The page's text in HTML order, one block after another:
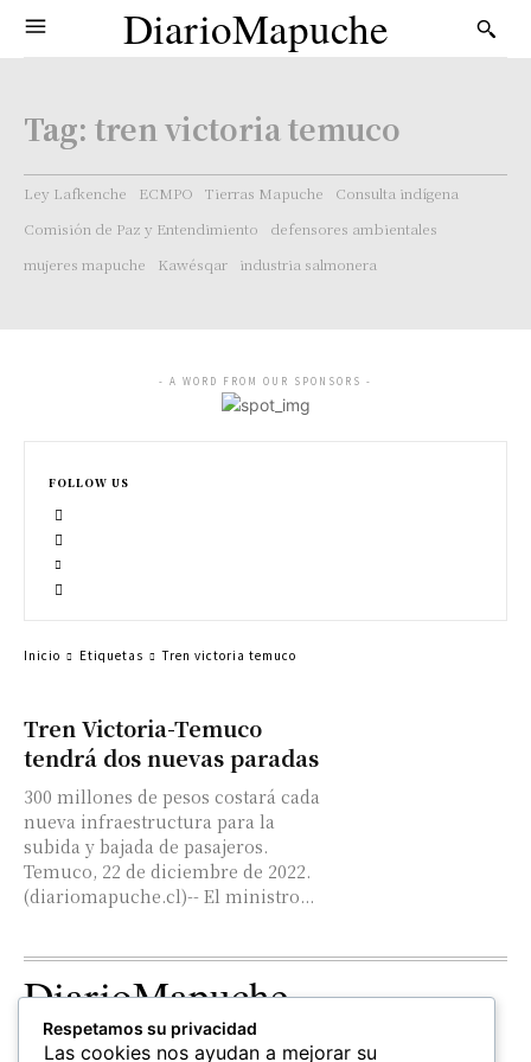
DiarioMapuche
Tag: tren victoria temuco
Ley Lafkenche ECMPO Tierras Mapuche
Consulta indígena
Comisión de Paz y Entendimiento
defensores ambientales
mujeres mapuche
Kawésqar industria salmonera
Tren Victoria-Temuco
tendrá dos nuevas paradas
300 millones de pesos costará cada
nueva infraestructura para la
subida y bajada de pasajeros.
Temuco, 22 de diciembre de 2022.
(diariomapuche.cl)-- El ministro...
- A WORD FROM OUR SPONSORS -
FOLLOW US
Inicio Etiquetas Tren victoria temuco
DiarioMapuche
TERRITORIO CULTURA OPINION
Respetamos su privacidad
Las cookies nos ayudan a mejorar su